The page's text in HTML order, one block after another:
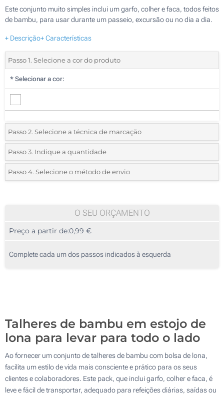
Este conjunto muito simples inclui um garfo, colher e faca, todos feitos
de bambu, para usar durante um passeio, excursão ou no dia a dia.
+ Descrição+ Características
Passo 1. Selecione a cor do produto
* Selecionar a cor:
Passo 2. Selecione a técnica de marcação
*Selecione o tipo de marcação e as cores do logotipo:
1 Cor (Na bolsa)
Passo 3. Indique a quantidade
*Quantidade mínima:25
50
125
Passo 4. Selecione o método de envio
O SEU ORÇAMENTO
Preço a partir de:0,99 €
Complete cada um dos passos indicados à esquerda
Talheres de bambu em estojo de
lona para levar para todo o lado
Ao fornecer um conjunto de talheres de bambu com bolsa de lona,
facilita um estilo de vida mais consciente e prático para os seus
clientes e colaboradores. Este pack, que inclui garfo, colher e faca, é
leve e fácil de transportar, adequado para refeições diárias, saídas ou